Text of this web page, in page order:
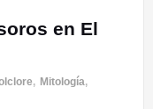
en El
, Mitología,